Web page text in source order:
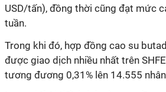
USD/tấn), đồng thời cũng đạt mức
tuần.
Trong khi đó, hợp đồng cao su
được giao dịch nhiều nhất trên
tương đương 0,31% lên 14.555